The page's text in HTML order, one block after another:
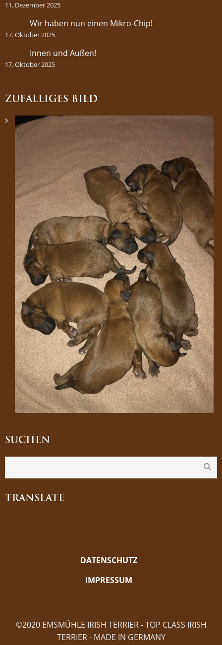
11. Dezember 2025
Wir haben nun einen Mikro-Chip!
17. Oktober 2025
Innen und Außen!
17. Oktober 2025
ZUFÄLLIGES BILD
SUCHEN
TRANSLATE
DATENSCHUTZ
IMPRESSUM
©2020 EMSMÜHLE IRISH TERRIER - TOP CLASS IRISH
TERRIER - MADE IN GERMANY